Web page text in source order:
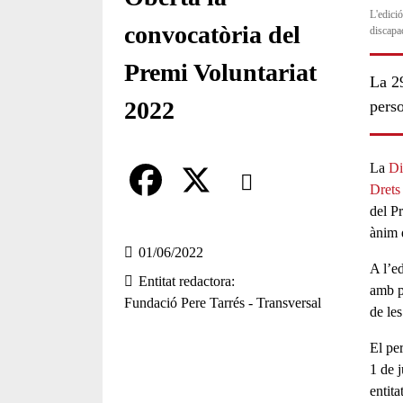
convocatòria del
Premi Voluntariat
2022
Comparteix
a
c
Compartir en altres xarxes
01/06/2022
Entitat redactora
Fundació Pere Tarrés - Transversal
La
La
Drets
del
ànim
A
amb
de
El
1 de